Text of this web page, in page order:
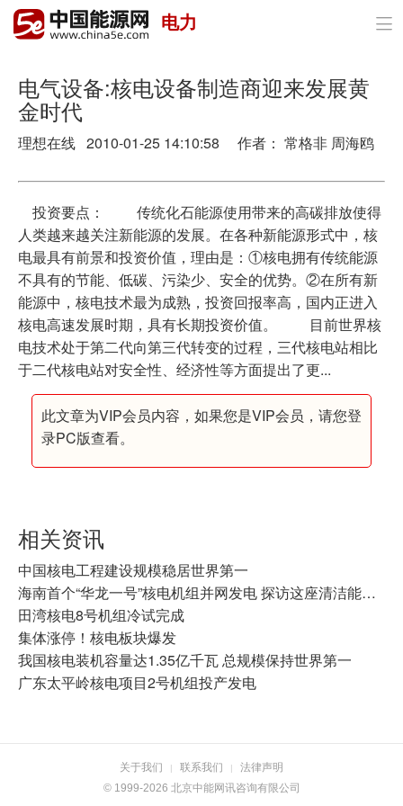
政策与经济
电力
新能源
节能环保
分布式能源
电力 
电气设备:核电设备制造商迎来发展黄
金时代
理想在线 2010-01-25 14:10:58 作者： 常格非 周海鸥
投资要点： 传统化石能源使用带来的高碳排放使得
人类越来越关注新能源的发展。在各种新能源形式中，核
电最具有前景和投资价值，理由是：①核电拥有传统能源
不具有的节能、低碳、污染少、安全的优势。②在所有新
能源中，核电技术最为成熟，投资回报率高，国内正进入
核电高速发展时期，具有长期投资价值。 目前世界核
电技术处于第二代向第三代转变的过程，三代核电站相比
于二代核电站对安全性、经济性等方面提出了更...
此文章为VIP会员内容，如果您是VIP会员，请您登
录PC版查看。
相关资讯
中国核电工程建设规模稳居世界第一
海南首个“华龙一号”核电机组并网发电 探访这座清洁能源“重器”的安全密码
田湾核电8号机组冷试完成
集体涨停！核电板块爆发
我国核电装机容量达1.35亿千瓦 总规模保持世界第一
广东太平岭核电项目2号机组投产发电
关于我们 | 联系我们 |
法律声明
© 1999-2026 北京中能网讯咨询有限公司